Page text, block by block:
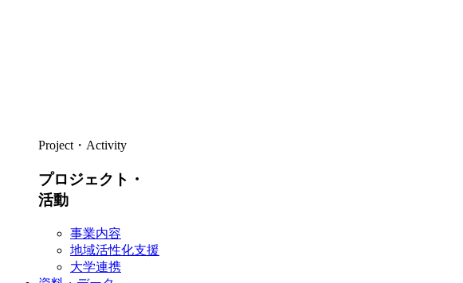
Project・Activity
プロジェクト・
活動
事業内容
地域活性化支援
大学連携